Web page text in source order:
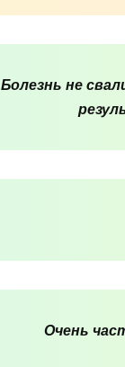
Болезнь не
Очень